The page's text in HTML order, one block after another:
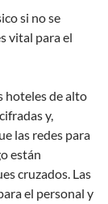
si no se
vital para el
hoteles de alto
y,
las redes para
están
cruzados. Las
el personal y